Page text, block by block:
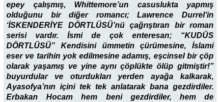
epey çalışmış, Whittemore’un casuslukta yapmış
olduğunu bir diğer romancı; Lawrence Durrel’in
‘İSKENDERİYE DÖRTLÜSÜ’nü çağrıştıran bir roman
serisi vardır. İsmi de çok enteresan; “KUDÜS
DÖRTLÜSÜ” Kendisini ümmetin çürümesine, İslami
eser ve tarihin yok edilmesine adamış, eşcinsel bir çöp
olarak yaşamış ve yine aynı çöplükte ölüp gitmiştir!”
buyurdular ve oturdukları yerden ayağa kalkarak,
Ayasofya’nın içini tek tek anlatarak bana gezdirdiler.
Erbakan Hocam hem beni gezdirdiler, hem de